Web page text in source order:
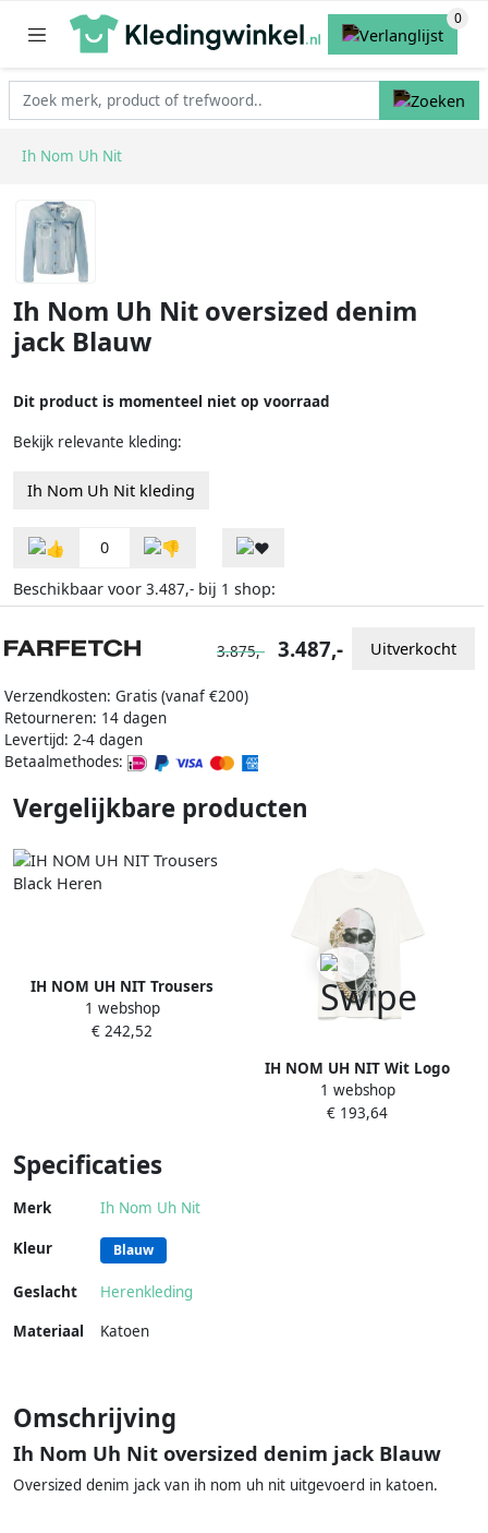
Ih Nom Uh Nit
Ih Nom Uh Nit oversized denim
jack Blauw
Dit product is momenteel niet op voorraad
Bekijk relevante kleding:
Ih Nom Uh Nit kleding
0
Beschikbaar voor 3.487,- bij 1 shop:
Verzendkosten: Gratis (vanaf €200)
Retourneren: 14 dagen
Levertijd: 2-4 dagen
Betaalmethodes:
3.875,- 3.487,- Uitverkocht
Vergelijkbare producten
IH NOM UH NIT Trousers
Black Heren
1 webshop
€ 242,52
IH NOM UH NIT Wit Logo
Print Crew Neck T-shirt
White Heren
1 webshop
€ 193,64
Specificaties
Merk Ih Nom Uh Nit
Kleur Blauw
Geslacht
Herenkleding
Materiaal
Katoen
Omschrijving
Ih Nom Uh Nit oversized denim jack Blauw
Oversized denim jack van ih nom uh nit uitgevoerd in katoen.